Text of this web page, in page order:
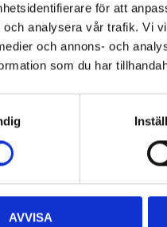
för att
analysera vår trafik. Vi
och annons- och
som du har
AVVISA